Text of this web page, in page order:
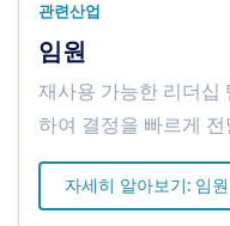
관련산업
임원
재사용 가능한 리더십
하여 결정을 빠르게
자세히 알아보기: 임원